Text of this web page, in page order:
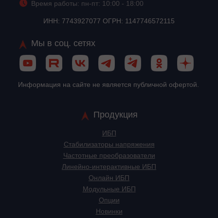
Время работы: пн-пт: 10:00 - 18:00
ИНН: 7743927077 ОГРН: 1147746572115
Мы в соц. сетях
Информация на сайте не является публичной офертой.
Продукция
ИБП
Стабилизаторы напряжения
Частотные преобразователи
Линейно-интерактивные ИБП
Онлайн ИБП
Модульные ИБП
Опции
Новинки